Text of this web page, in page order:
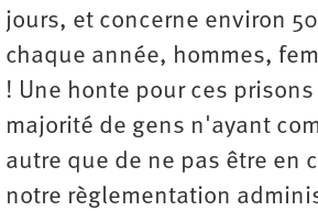
jours, et concerne environ
chaque année, hommes,
! Une honte pour ces
majorité de gens n'ayant
autre que de ne pas être en
notre règlementation